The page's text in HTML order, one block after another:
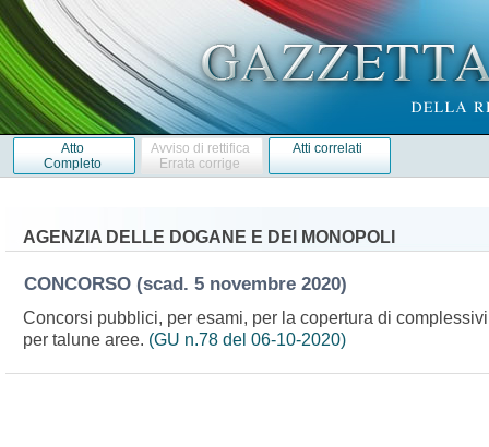
Atto
Completo
Avviso di rettifica
Errata corrige
Atti correlati
AGENZIA DELLE DOGANE E DEI MONOPOLI
CONCORSO (scad. 5 novembre 2020)
Concorsi pubblici, per esami, per la copertura di
per talune aree. (GU n.78 del 06-10-2020)